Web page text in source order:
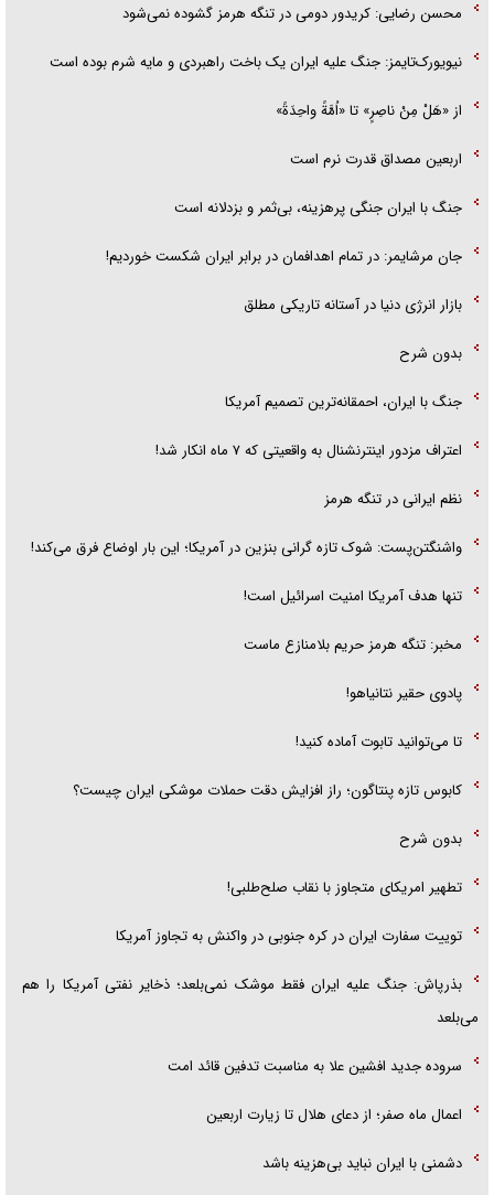
محسن رضایی: کریدور دومی در تنگه هرمز گشوده نمی‌شود
نیویورک‌تایمز: جنگ علیه ایران یک باخت راهبردی و مایه شرم بوده است
از «هَلْ مِنْ ناصِرٍ» تا «اُمَّةً واحِدَةً»
اربعین مصداق قدرت نرم است
جنگ با ایران جنگی پرهزینه، بی‌ثمر و بزدلانه است
جان مرشایمر: در تمام اهدافمان در برابر ایران شکست خوردیم!
بازار انرژی دنیا در آستانه تاریکی مطلق
بدون شرح
جنگ با ایران، احمقانه‌ترین تصمیم آمریکا
اعتراف مزدور اینترنشنال به واقعیتی که ۷ ماه انکار شد!
نظم ایرانی در تنگه هرمز
واشنگتن‌پست: شوک تازه گرانی بنزین در آمریکا؛ این بار اوضاع فرق می‌کند!
تنها هدف آمریکا امنیت اسرائیل است!
مخبر: تنگه هرمز حریم بلامنازع ماست
پادوی حقیر نتانیاهو!
تا می‌توانید تابوت آماده کنید!
کابوس تازه پنتاگون؛ راز افزایش دقت حملات موشکی ایران چیست؟
بدون شرح
تطهیر امریکای متجاوز با نقاب صلح‌طلبی!
توییت سفارت ایران در کره جنوبی در واکنش به تجاوز آمریکا
بذرپاش: ‏جنگ علیه ایران فقط موشک نمی‌بلعد؛ ذخایر نفتی آمریکا را هم
می‌بلعد
سروده جدید افشین علا به مناسبت تدفین قائد امت
اعمال ماه صفر؛ از دعای هلال تا زیارت اربعین
دشمنی با ایران نباید بی‌هزینه باشد